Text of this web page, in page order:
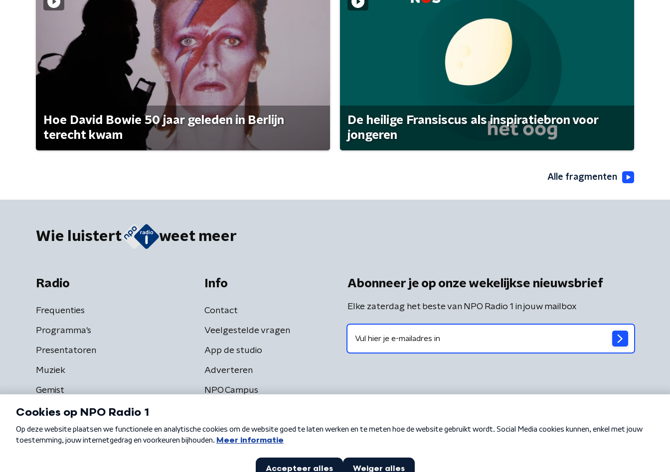
Hoe David Bowie 50 jaar geleden in Berlijn
terecht kwam
De heilige Fransiscus als inspiratiebron voor
jongeren
Alle fragmenten
Wie luistert weet meer
Radio
Frequenties
Programma's
Presentatoren
Muziek
Gemist
Info
Contact
Veelgestelde vragen
App de studio
Adverteren
NPO Campus
Abonneer je op onze wekelijkse nieuwsbrief
Elke zaterdag het beste van NPO Radio 1 in jouw mailbox
Algemene voorwaarden Privacybeleid